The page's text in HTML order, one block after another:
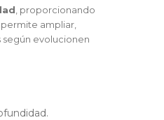
, proporcionando
ampliar,
evolucionen